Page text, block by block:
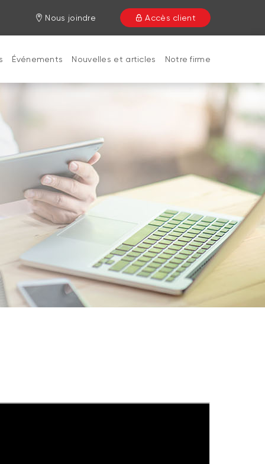
Nous joindre Accès client
Événements Nouvelles et articles Notre firme